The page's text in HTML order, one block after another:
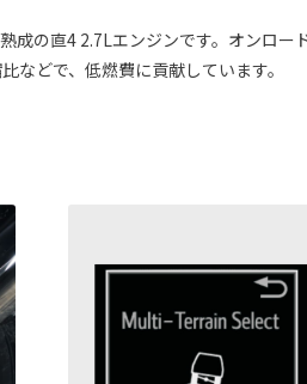
の直4 2.7Lエンジンです。オンロ
などで、低燃費に貢献しています。